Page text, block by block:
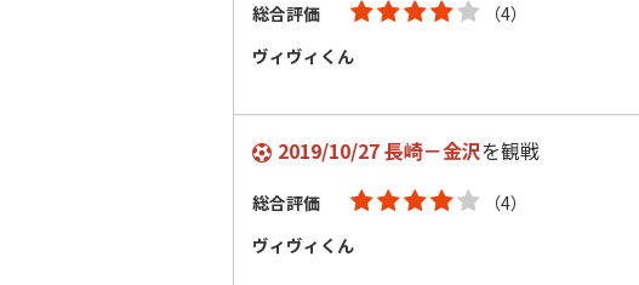
総合評価
（4）
ヴィヴィくん
2019/10/27 長崎－金沢を観戦
総合評価
（4）
ヴィヴィくん